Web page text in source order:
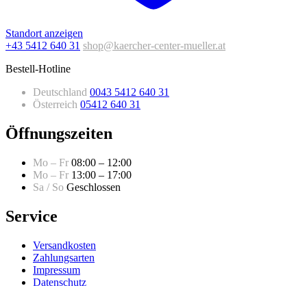
Standort anzeigen
+43 5412 640 31 shop@kaercher-center-mueller.at
Bestell-Hotline
Deutschland 0043 5412 640 31
Österreich 05412 640 31
Öffnungszeiten
Mo – Fr 08:00 – 12:00
Mo – Fr 13:00 – 17:00
Sa / So Geschlossen
Service
Versandkosten
Zahlungsarten
Impressum
Datenschutz